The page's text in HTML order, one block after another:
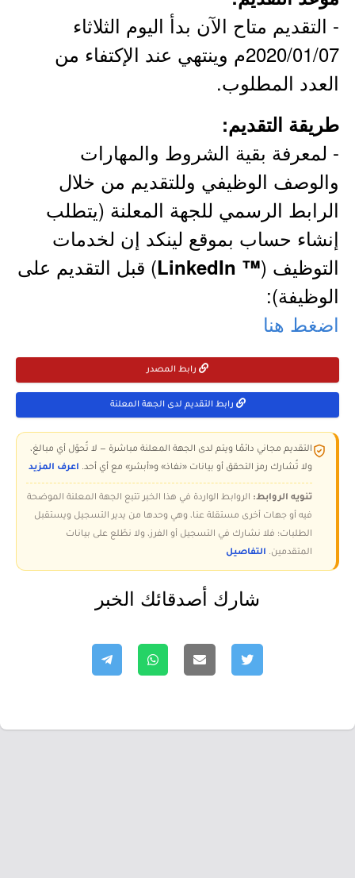
- التقديم متاح الآن بدأ اليوم الثلاثاء
2020/01/07م وينتهي عند الإكتفاء من
العدد المطلوب.
طريقة التقديم:
- لمعرفة بقية الشروط والمهارات
والوصف الوظيفي وللتقديم من خلال
الرابط الرسمي للجهة المعلنة (يتطلب
إنشاء حساب بموقع لينكد إن لخدمات
التوظيف (™ LinkedIn
) قبل التقديم على
الوظيفة):
اضغط هنا
رابط المصدر
رابط التقديم لدى الجهة المعلنة
التقديم مجاني دائمًا ويتم لدى الجهة المعلنة مباشرة — لا تُحوّل أي مبالغ،
ولا تُشارك رمز التحقق أو بيانات «نفاذ» و«أبشر» مع أي أحد. اعرف المزيد
تنويه الروابط: الروابط الواردة في هذا الخبر تتبع الجهة المعلنة الموضحة
فيه أو جهات أخرى مستقلة عنا، وهي وحدها من يدير التسجيل ويستقبل
الطلبات؛ فلا نشارك في التسجيل أو الفرز، ولا نطّلع على بيانات
المتقدمين. التفاصيل
شارك أصدقائك الخبر